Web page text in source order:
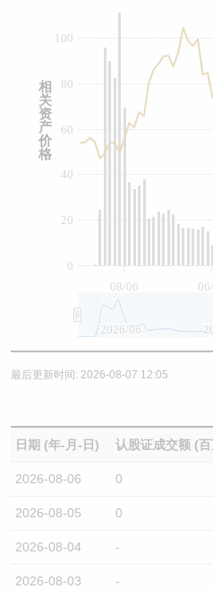
08/06
0
20
40
60
80
100
2026/06
相
关
资
产
价
格
最后更新时间: 2026-08-07 12:05
日期 (年-月-日) 认股证成交额 (
2026-08-06 0
2026-08-05 0
2026-08-04 -
2026-08-03 -
牛熊证文件及公告
牛熊证文件及公告 (瑞信)
收市竞价变化